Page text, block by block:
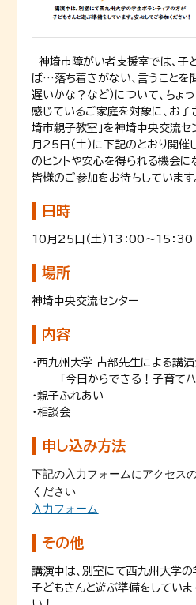
神埼市障がい者支援室では、子
ば…落ち着きがない、言うことを
遅いかな？など）について、ちょ
感じているご家庭を対象に、お子
埼市親子教室」を神埼中央交流セ
月25日（土）に下記のとおり開催
のヒントや安心を得られる機会に
皆様のご参加をお待ちしています
日時
10月25日（土）13：00～15：30
場所
神埼中央交流センター
内容
・西九州大学 占部先生による講
「今日からできる！子育てハッ
・親子ふれあい
・相談会
申し込み方法
下記の入力フォームにアクセス
ください
入力フォーム
その他
講演中は、別室にて西九州大学
子どもさんと遊ぶ準備をしていま